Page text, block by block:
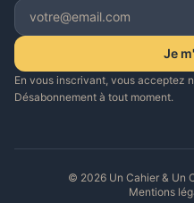
Je
En vous inscrivant, vous acceptez
Désabonnement à tout moment.
© 2026 Un Cahier & Un
Mentions